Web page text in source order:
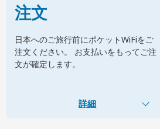
注文
日本へのご旅行前にポケットWiFiをご
注文ください。 お支払いをもってご注
文が確定します。
詳細